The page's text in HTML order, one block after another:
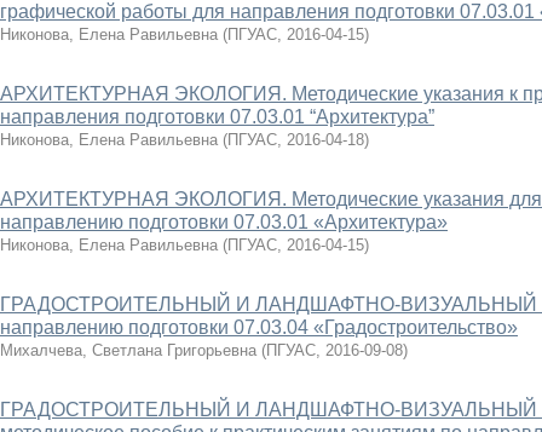
графической работы для направления подготовки 07.03.01
Никонова, Елена Равильевна (ПГУАС, 2016-04-15)
АРХИТЕКТУРНАЯ ЭКОЛОГИЯ. Методические указания к
направления подготовки 07.03.01 “Архитектура”
Никонова, Елена Равильевна (ПГУАС, 2016-04-18)
АРХИТЕКТУРНАЯ ЭКОЛОГИЯ. Методические указания для
направлению подготовки 07.03.01 «Архитектура»
Никонова, Елена Равильевна (ПГУАС, 2016-04-15)
ГРАДОСТРОИТЕЛЬНЫЙ И ЛАНДШАФТНО-ВИЗУАЛЬНЫЙ
направлению подготовки 07.03.04 «Градостроительство»
Михалчева, Светлана Григорьевна (ПГУАС, 2016-09-08)
ГРАДОСТРОИТЕЛЬНЫЙ И ЛАНДШАФТНО-ВИЗУАЛЬНЫЙ